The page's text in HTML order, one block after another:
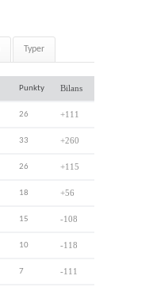
Typer
Punkty Bilans
26 +111
33 +260
26 +115
18 +56
15 -108
10 -118
7 -111